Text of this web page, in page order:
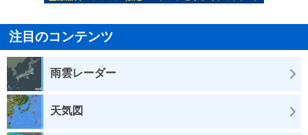
注目のコンテンツ
雨雲レーダー
天気図